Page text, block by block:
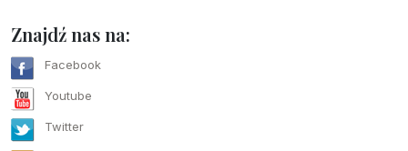
Znajdź nas na:
Facebook
Youtube
Twitter